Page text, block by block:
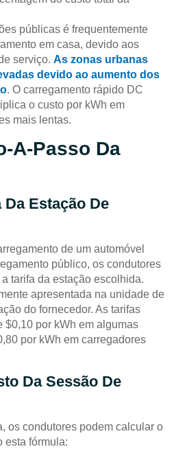
públicas é frequentemente
em casa, devido aos
serviço. As zonas urbanas
devido ao aumento dos
. O carregamento rápido DC
o custo por kWh em
mais lentas.
A-Passo Da
Estação De
de um automóvel
público, os condutores
tarifa da estação escolhida.
apresentada na unidade de
do fornecedor. As tarifas
$0,10 por kWh em algumas
por kWh em carregadores
Da Sessão De
os condutores podem calcular o
esta fórmula: